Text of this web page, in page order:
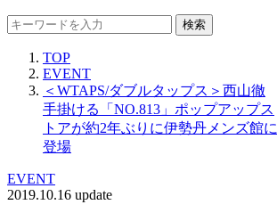
検索
TOP
EVENT
＜WTAPS/ダブルタップス＞西山徹
手掛ける「NO.813」ポップアップス
トアが約2年ぶりに伊勢丹メンズ館に
登場
EVENT
2019.10.16 update